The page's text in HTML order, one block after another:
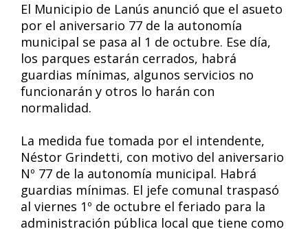
El Municipio de Lanús anunció que el asueto
por el aniversario 77 de la autonomía
municipal se pasa al 1 de octubre. Ese día,
los parques estarán cerrados, habrá
guardias mínimas, algunos servicios no
funcionarán y otros lo harán con
normalidad.
La medida fue tomada por el intendente,
Néstor Grindetti, con motivo del aniversario
Nº 77 de la autonomía municipal. Habrá
guardias mínimas. El jefe comunal traspasó
al viernes 1º de octubre el feriado para la
administración pública local que tiene como